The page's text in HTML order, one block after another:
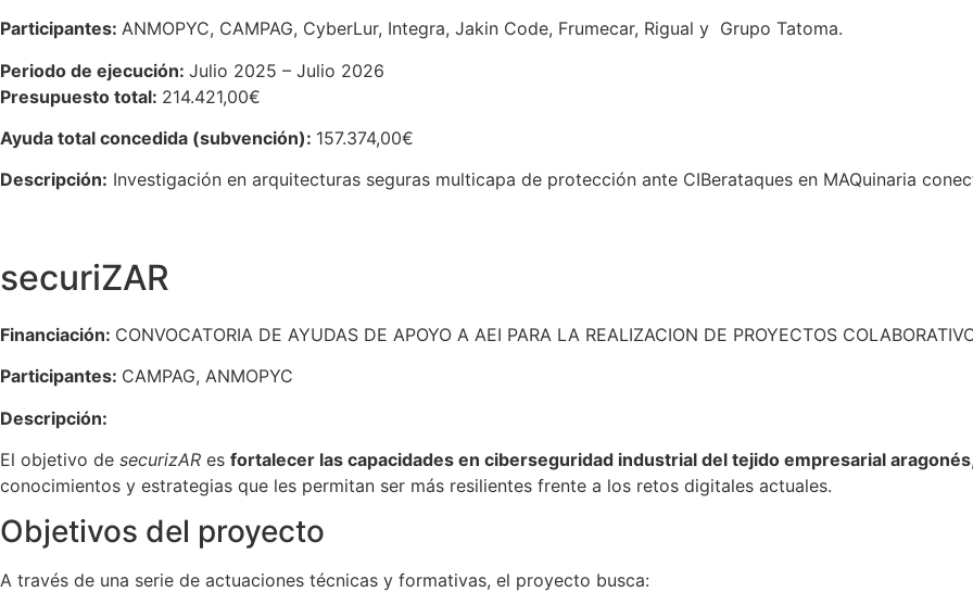
Participantes: ANMOPYC, CAMPAG, CyberLur, Integra, Jakin Code, Frumecar, Rigual y Grupo Tatoma.
Periodo de ejecución: Julio 2025 – Julio 2026
Presupuesto total: 214.421,00€
Ayuda total concedida (subvención): 157.374,00€
Descripción: Investigación en arquitecturas seguras multicapa de protección ante CIBerataques en MAQuinaria
securiZAR
Financiación: CONVOCATORIA DE AYUDAS DE APOYO A AEI PARA LA REALIZACION DE PROYECTOS
Participantes: CAMPAG, ANMOPYC
Descripción:
El objetivo de securizAR es fortalecer las capacidades en ciberseguridad industrial del tejido empresarial aragonés
conocimientos y estrategias que les permitan ser más resilientes frente a los retos digitales actuales.
Objetivos del proyecto
A través de una serie de actuaciones técnicas y formativas, el proyecto busca: